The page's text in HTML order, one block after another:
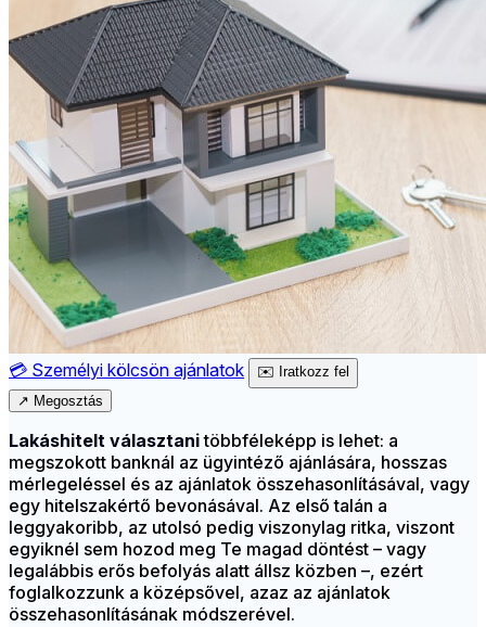
💳 Személyi kölcsön ajánlatok ✉️ Iratkozz fel
↗ Megosztás
Lakáshitelt választanitöbbféleképp is lehet: a
megszokott banknál az ügyintéző ajánlására, hosszas
mérlegeléssel és az ajánlatok összehasonlításával, vagy
egy hitelszakértő bevonásával. Az első talán a
leggyakoribb, az utolsó pedig viszonylag ritka, viszont
egyiknél sem hozod meg Te magad döntést – vagy
legalábbis erős befolyás alatt állsz közben –, ezért
foglalkozzunk a középsővel, azaz az ajánlatok
összehasonlításának módszerével.